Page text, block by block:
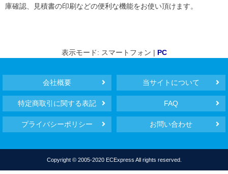
庫確認、見積書の印刷などの便利な機能をお使い頂けます。
表示モード: スマートフォン | PC
会社概要 当サイトについて
特定商取引に関する表記 FAQ
プライバシーポリシー お問い合わせ
Copyright © 2005-2020 ECExpress All rights reserved.